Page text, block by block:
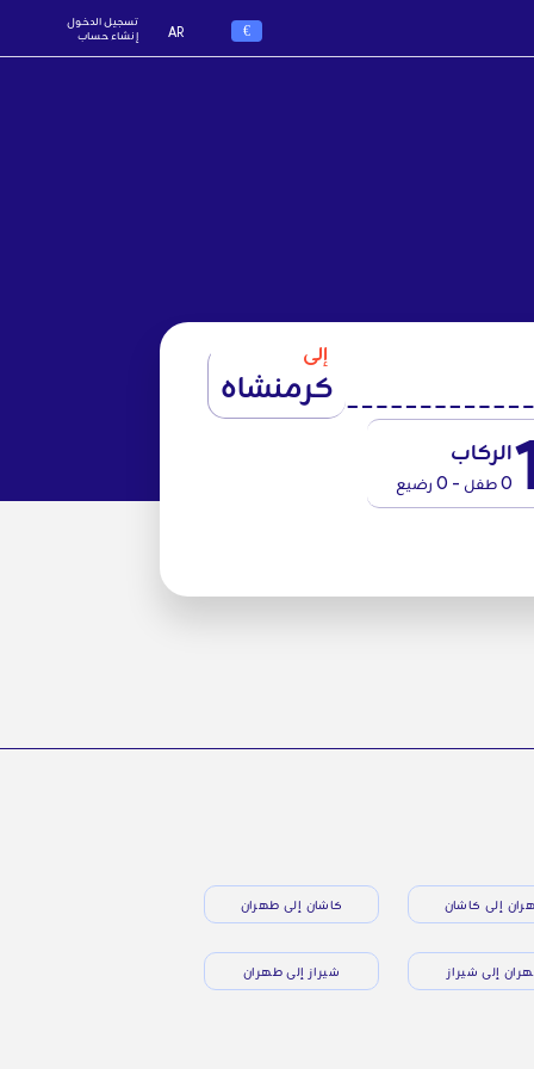
€
AR
تسجيل الدخول
إنشاء حساب
إلى
كرمنشاه
الركاب
0 طفل - 0 رضيع
إلى كاشان كاشان إلى طهران
إلى شيراز شيراز إلى طهران